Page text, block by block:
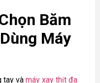
Băm
Máy
tay và máy xay thịt đa